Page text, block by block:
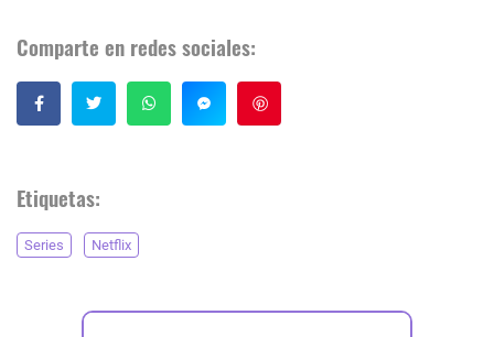
Comparte en redes sociales:
Etiquetas:
Series Netflix